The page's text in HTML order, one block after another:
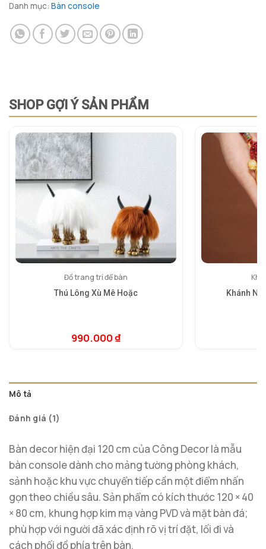
Danh mục: Bàn console
SHOP GỢI Ý SẢN PHẨM
Đồ trang trí để bàn
Thú Lông Xù Mê Hoặc
990.000₫
Khánh
Mô tả
Đánh giá (1)
Bàn decor hiện đại 120 cm của Công Decor là mẫu
bàn console dành cho mảng tường phòng khách,
sảnh hoặc khu vực chuyển tiếp cần một điểm nhấn
gọn theo chiều sâu. Sản phẩm có kích thước 120 × 40
× 80 cm, khung hợp kim mạ vàng PVD và mặt bàn đá;
phù hợp với người đã xác định rõ vị trí đặt, lối đi và
cách phối đồ phía trên bàn.